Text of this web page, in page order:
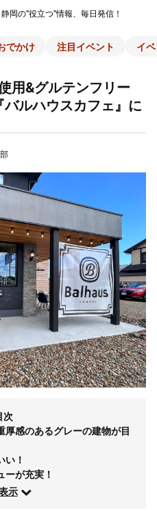
静岡の"役立つ"情報、毎日発信！
でかけ 注目イベント イ
用&グルテンフリー
ルハウスカフェ』に
次
感のあるグレーの建物が目
！
が充実！
示